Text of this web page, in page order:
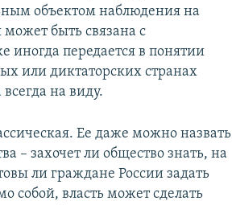
объектом наблюдения на
быть связана с
иногда передается в понятии
или диктаторских странах
на виду.
Ее даже можно назвать
– захочет ли общество знать, на
ли граждане России задать
собой, власть может сделать